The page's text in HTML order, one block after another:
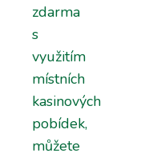
zdarma
s
využitím
místních
kasinových
pobídek,
můžete